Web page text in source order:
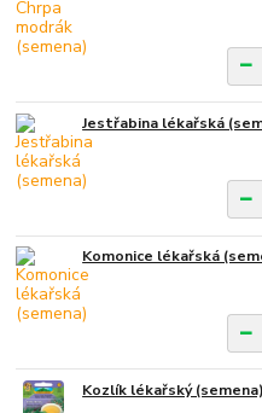
Jestřabina lékařská
Komonice lékařská
Kozlík lékařský (semena)